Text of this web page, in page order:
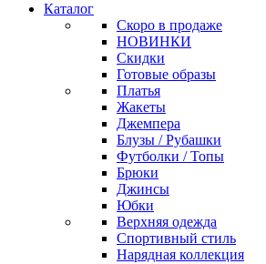
Каталог
Скоро в продаже
НОВИНКИ
Скидки
Готовые образы
Платья
Жакеты
Джемпера
Блузы / Рубашки
Футболки / Топы
Брюки
Джинсы
Юбки
Верхняя одежда
Спортивный стиль
Нарядная коллекция